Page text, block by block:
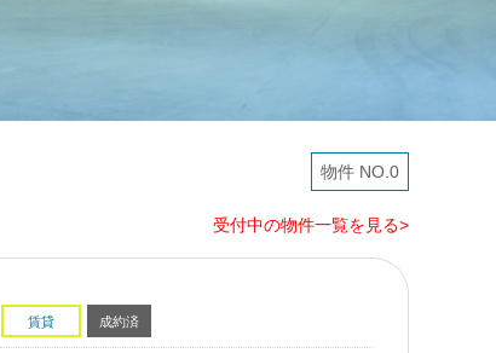
物件 NO.0
受付中の物件一覧を見る>
賃貸 成約済